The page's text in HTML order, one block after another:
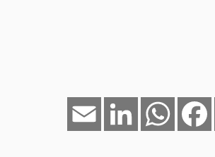
LinkedIn
Email